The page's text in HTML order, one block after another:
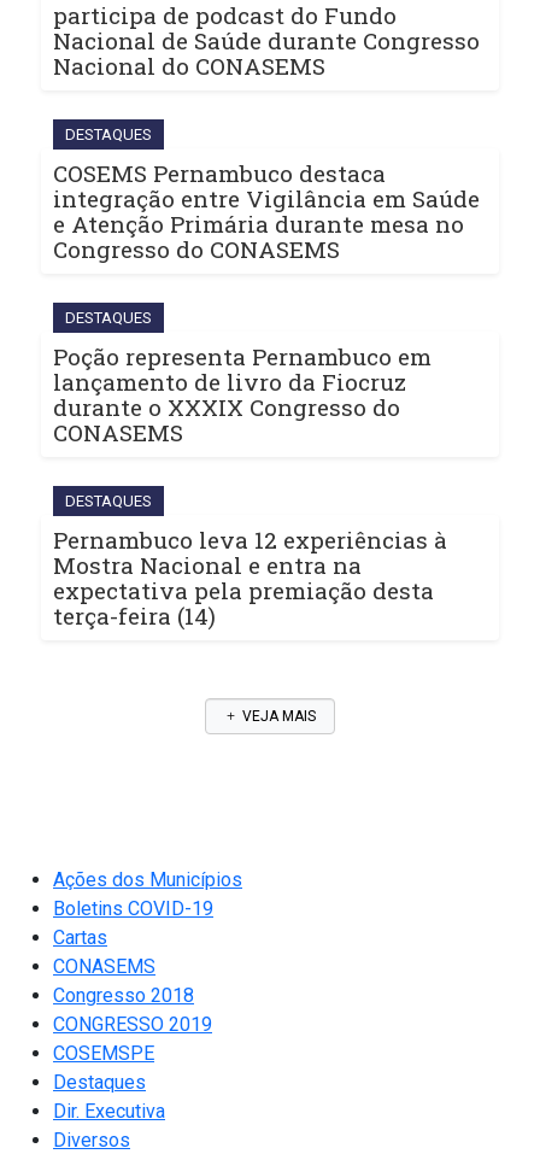
participa de podcast do Fundo
Nacional de Saúde durante Congresso
Nacional do CONASEMS
DESTAQUES
COSEMS Pernambuco destaca
integração entre Vigilância em Saúde
e Atenção Primária durante mesa no
Congresso do CONASEMS
DESTAQUES
Poção representa Pernambuco em
lançamento de livro da Fiocruz
durante o XXXIX Congresso do
CONASEMS
DESTAQUES
Pernambuco leva 12 experiências à
Mostra Nacional e entra na
expectativa pela premiação desta
terça-feira (14)
VEJA MAIS
Ações dos Municípios
Boletins COVID-19
Cartas
CONASEMS
Congresso 2018
CONGRESSO 2019
COSEMSPE
Destaques
Dir. Executiva
Diversos